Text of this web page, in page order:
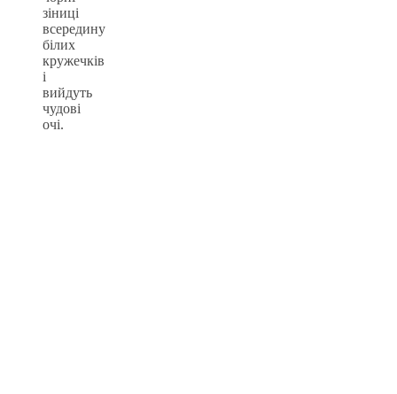
зіниці
всередину
білих
кружечків
і
вийдуть
чудові
очі.